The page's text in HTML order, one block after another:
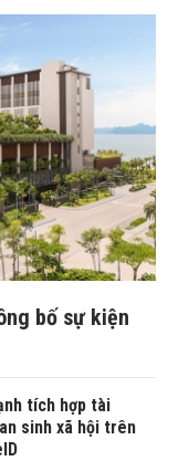
bố sự kiện
tích hợp tài
sinh xã hội trên